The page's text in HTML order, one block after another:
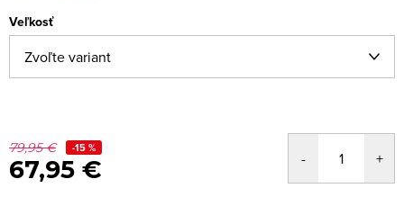
Veľkosť
79,95 € -15 %
67,95 €